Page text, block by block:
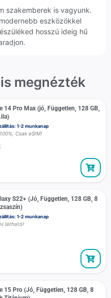
szakemberek is vagyunk.
eszközökkel
hosszú ideig hű
megnézték
14 Pro Max (jó, Független, 128 GB,
1-2 munkanap
Csak eSIM!
S22+ (Jó, Független, 128 GB, 8
1-2 munkanap
látható!
15 Pro (Jó, Független, 128 GB, 8